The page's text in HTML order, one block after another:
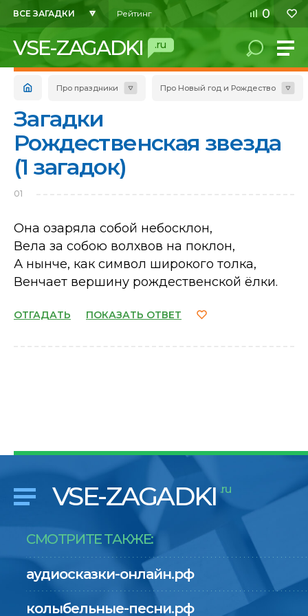
ВСЕ ЗАГАДКИ Рейтинг 0
VSE-ZAGADKI .ru
Про праздники Про Новый год и Рождество
Загадки
Рождественская звезда
(1 загадок)
01
Она озаряла собой небосклон,
Вела за собою волхвов на поклон,
А нынче, как символ широкого толка,
Венчает вершину рождественской ёлки.
ОТГАДАТЬ ПОКАЗАТЬ ОТВЕТ
VSE-ZAGADKI .ru
СМОТРИТЕ ТАКЖЕ:
аудиосказки-онлайн.рф
колыбельные-песни.рф